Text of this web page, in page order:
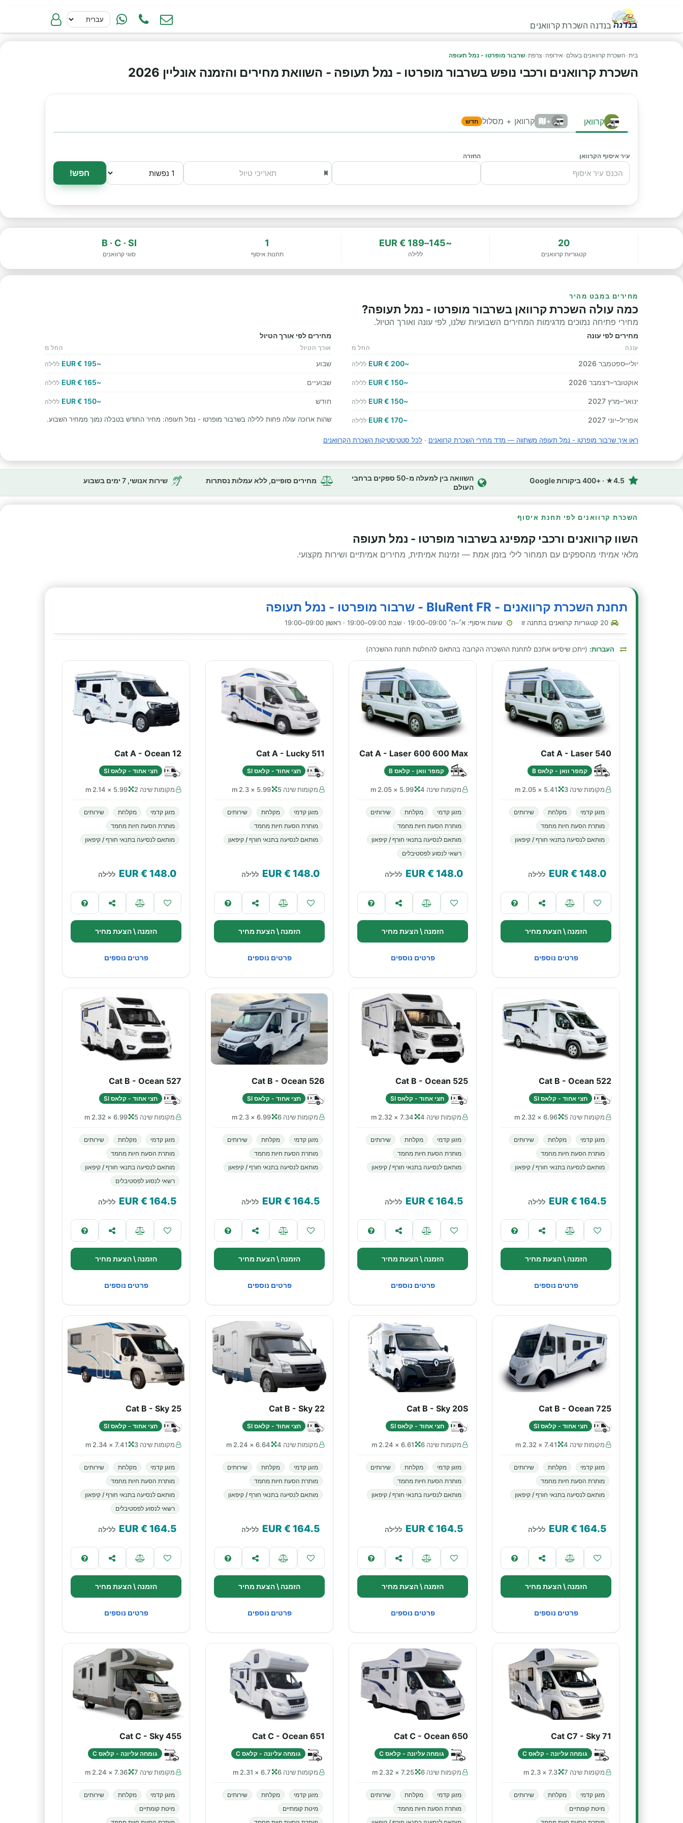
בנדנה השכרת קרוואנים
בית› השכרת קרוואנים בעולם › אירופה › צרפת›שרבור מופרטו - נמל תעופה
השכרת קרוואנים ורכבי נופש בשרבור מופרטו - נמל תעופה - השוואת מחירים והזמנה אונליין 2026
קרוואן + קרוואן + מסלול חדש
עיר איסוף הקרוואן החזרה
חפש!
20
קטגוריות קרוואנים
~145–189 € EUR
ללילה
1
תחנות איסוף
B · C · SI
סוגי קרוואנים
מחירים במבט מהיר
כמה עולה השכרת קרוואן בשרבור מופרטו - נמל תעופה?
מחירי פתיחה נמוכים מדגימות המחירים השבועיות שלנו, לפי עונה ואורך הטיול.
מחירים לפי עונה
עונה החל מ
יולי–ספטמבר 2026 ~200 € EUR ללילה
אוקטובר–דצמבר 2026 ~150 € EUR ללילה
ינואר–מרץ 2027 ~150 € EUR ללילה
אפריל–יוני 2027 ~170 € EUR ללילה
מחירים לפי אורך הטיול
אורך הטיול החל מ
שבוע ~195 € EUR ללילה
שבועיים ~165 € EUR ללילה
חודש ~150 € EUR ללילה
שהות ארוכה עולה פחות ללילה בשרבור מופרטו - נמל תעופה: מחיר החודש בטבלה נמוך ממחיר השבוע.
ראו איך שרבור מופרטו - נמל תעופה משתווה — מדד מחירי השכרת קרוואנים · לכל סטטיסטיקות השכרת הקרוואנים
4.5★ · +400 ביקורות Google
השוואה בין למעלה מ-50 ספקים ברחבי
העולם
מחירים סופיים, ללא עמלות נסתרות שירות אנושי, 7 ימים בשבוע
השכרת קרוואנים לפי תחנת איסוף
השוו קרוואנים ורכבי קמפינג בשרבור מופרטו - נמל תעופה
מלאי אמיתי מהספקים עם תמחור לילי בזמן אמת — זמינות אמיתית, מחירים אמיתיים ושירות מקצועי.
תחנת השכרת קרוואנים - BluRent FR - שרבור מופרטו - נמל תעופה
שעות איסוף: א׳–ה׳ 09:00–19:00 · שבת 09:00–19:00 · ראשון 09:00–19:00
העברות: (ייתכן שיסיעו אתכם לתחנת ההשכרה הקרובה בהתאם להחלטת תחנת ההשכרה)
Cat A - Laser 540
קמפר וואן - קלאס B
מקומות שינה 3 5.41 × 2.05 m
מזגן קדמי מקלחת
שירותים
מותרת הסעת חיות מחמד
מותאם לנסיעה בתנאי חורף / קיפאון
148.0
€ EUR ללילה
הזמנה \ הצעת מחיר
פרטים נוספים
Cat A - Laser 600 600 Max
קמפר וואן - קלאס B
מקומות שינה 4 5.99 × 2.05 m
מזגן קדמי מקלחת
שירותים
מותרת הסעת חיות מחמד
מותאם לנסיעה בתנאי חורף / קיפאון
רשאי לנסוע לפסטיבלים
148.0
€ EUR ללילה
הזמנה \ הצעת מחיר
פרטים נוספים
Cat A - Lucky 511
חצי אחוד - קלאס SI
מקומות שינה 5 5.99 × 2.3 m
מזגן קדמי מקלחת
שירותים
מותרת הסעת חיות מחמד
מותאם לנסיעה בתנאי חורף / קיפאון
148.0
€ EUR ללילה
הזמנה \ הצעת מחיר
פרטים נוספים
Cat A - Ocean 12
חצי אחוד - קלאס SI
מקומות שינה 2 5.99 × 2.14 m
מזגן קדמי מקלחת
שירותים
מותרת הסעת חיות מחמד
מותאם לנסיעה בתנאי חורף / קיפאון
148.0
€ EUR ללילה
הזמנה \ הצעת מחיר
פרטים נוספים
Cat B - Ocean 522
חצי אחוד - קלאס SI
מקומות שינה 5 6.96 × 2.32 m
מזגן קדמי מקלחת
שירותים
מותרת הסעת חיות מחמד
מותאם לנסיעה בתנאי חורף / קיפאון
164.5
€ EUR ללילה
הזמנה \ הצעת מחיר
פרטים נוספים
Cat B - Ocean 525
חצי אחוד - קלאס SI
מקומות שינה 4 7.34 × 2.32 m
מזגן קדמי מקלחת
שירותים
מותרת הסעת חיות מחמד
מותאם לנסיעה בתנאי חורף / קיפאון
164.5
€ EUR ללילה
הזמנה \ הצעת מחיר
פרטים נוספים
Cat B - Ocean 526
חצי אחוד - קלאס SI
מקומות שינה 6 6.99 × 2.3 m
מזגן קדמי מקלחת
שירותים
מותרת הסעת חיות מחמד
מותאם לנסיעה בתנאי חורף / קיפאון
164.5
€ EUR ללילה
הזמנה \ הצעת מחיר
פרטים נוספים
Cat B - Ocean 527
חצי אחוד - קלאס SI
מקומות שינה 5 6.99 × 2.32 m
מזגן קדמי מקלחת
שירותים
מותרת הסעת חיות מחמד
מותאם לנסיעה בתנאי חורף / קיפאון
רשאי לנסוע לפסטיבלים
164.5
€ EUR ללילה
הזמנה \ הצעת מחיר
פרטים נוספים
Cat B - Ocean 725
חצי אחוד - קלאס SI
מקומות שינה 4 7.41 × 2.32 m
מזגן קדמי מקלחת
שירותים
מותרת הסעת חיות מחמד
מותאם לנסיעה בתנאי חורף / קיפאון
164.5
€ EUR ללילה
הזמנה \ הצעת מחיר
פרטים נוספים
Cat B - Sky 20S
חצי אחוד - קלאס SI
מקומות שינה 6 6.61 × 2.24 m
מזגן קדמי מקלחת
שירותים
מותרת הסעת חיות מחמד
מותאם לנסיעה בתנאי חורף / קיפאון
164.5
€ EUR ללילה
הזמנה \ הצעת מחיר
פרטים נוספים
Cat B - Sky 22
חצי אחוד - קלאס SI
מקומות שינה 4 6.64 × 2.24 m
מזגן קדמי מקלחת
שירותים
מותרת הסעת חיות מחמד
מותאם לנסיעה בתנאי חורף / קיפאון
164.5
€ EUR ללילה
הזמנה \ הצעת מחיר
פרטים נוספים
Cat B - Sky 25
חצי אחוד - קלאס SI
מקומות שינה 3 7.41 × 2.34 m
מזגן קדמי מקלחת
שירותים
מותרת הסעת חיות מחמד
מותאם לנסיעה בתנאי חורף / קיפאון
רשאי לנסוע לפסטיבלים
164.5
€ EUR ללילה
הזמנה \ הצעת מחיר
פרטים נוספים
Cat C7 - Sky 71
גומחה עליונה - קלאס C
מקומות שינה 7 7.3 × 2.3 m
מזגן קדמי מקלחת
שירותים
מיטת קומתיים
Cat C - Ocean 650
גומחה עליונה - קלאס C
מקומות שינה 6 7.25 × 2.32 m
מזגן קדמי מקלחת
שירותים
מותרת הסעת חיות מחמד
Cat C - Ocean 651
גומחה עליונה - קלאס C
מקומות שינה 6 6.7 × 2.31 m
מזגן קדמי מקלחת
שירותים
מיטת קומתיים
Cat C - Sky 455
גומחה עליונה - קלאס C
מקומות שינה 7 7.36 × 2.24 m
מזגן קדמי מקלחת
שירותים
מיטת קומתיים